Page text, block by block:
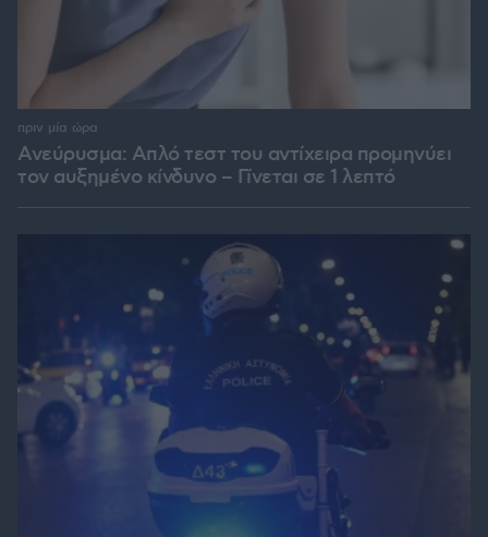
Ανεύρυσμα: Απλό τεστ του αντίχειρα προμηνύει
τον αυξημένο κίνδυνο – Γίνεται σε 1 λεπτό
πριν μία ώρα